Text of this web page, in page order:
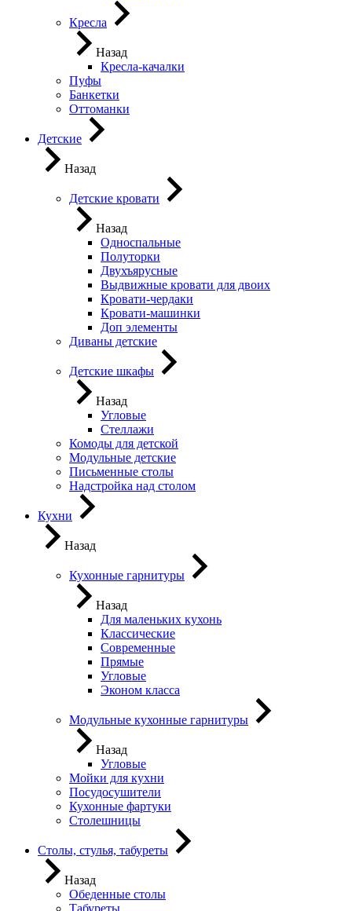
Кресла
Назад
Кресла-качалки
Пуфы
Банкетки
Оттоманки
Детские
Назад
Детские кровати
Назад
Односпальные
Полуторки
Двухъярусные
Выдвижные кровати для двоих
Кровати-чердаки
Кровати-машинки
Доп элементы
Диваны детские
Детские шкафы
Назад
Угловые
Стеллажи
Комоды для детской
Модульные детские
Письменные столы
Надстройка над столом
Кухни
Назад
Кухонные гарнитуры
Назад
Для маленьких кухонь
Классические
Современные
Прямые
Угловые
Эконом класса
Модульные кухонные гарнитуры
Назад
Угловые
Мойки для кухни
Посудосушители
Кухонные фартуки
Столешницы
Столы, стулья, табуреты
Назад
Обеденные столы
Табуреты